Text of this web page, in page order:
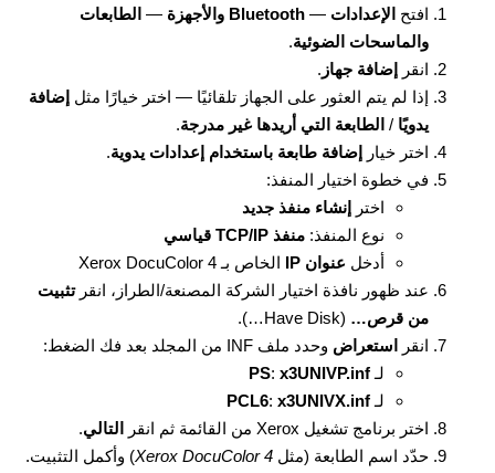
افتح الإعدادات — Bluetooth والأجهزة — الطابعات
والماسحات الضوئية.
انقر
إضافة جهاز .
إذا لم يتم العثور على الجهاز تلقائيًا — اختر خيارًا مثل إضافة
يدويًا / الطابعة التي أريدها غير مدرجة.
اختر خيار
إضافة طابعة باستخدام إعدادات يدوية.
في خطوة اختيار المنفذ:
اختر
إنشاء منفذ جديد
نوع المنفذ: منفذ TCP/IP قياسي
أدخل عنوان IP
الخاص بـ Xerox DocuColor 4
عند ظهور نافذة اختيار الشركة المصنعة/الطراز، انقرتثبيت
من قرص… (Have Disk…).
انقر
استعراض وحدد ملف INF من المجلد بعد فك الضغط:
لـ
PS: x3UNIVP.inf
لـ
PCL6: x3UNIVX.inf
اختر برنامج تشغيل Xerox من القائمة ثم انقر
التالي.
حدّد اسم الطابعة (مثل Xerox DocuColor 4) وأكمل التثبيت.